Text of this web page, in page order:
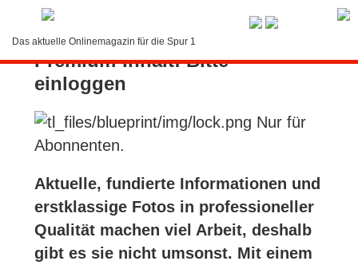
Das aktuelle Onlinemagazin für die Spur 1
Premium-Inhalt: Bitte
einloggen
Nur für
Abonnenten.
Aktuelle, fundierte Informationen und
erstklassige Fotos in professioneller
Qualität machen viel Arbeit, deshalb
gibt es sie nicht umsonst. Mit einem
LOGIN
Kontakt
Abonnement